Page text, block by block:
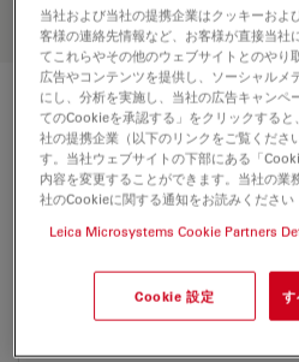
your
技術仕様
製品番号
補正環 (CORR)
当社および当社の提携企業はクッキーおよ
客様の連絡先情報など、お客様が直接当社
てこれらやその他のウェブサイトとのやり
広告やコンテンツを提供し、ソーシャルメ
にし、分析を実施し、当社の広告キャンペ
てのCookieを承認する」をクリックする
社の提携企業（以下のリンクをご覧くださ
す。当社ウェブサイトの下部にある「
内容を変更することができます。当社の業
社のCookieに関する通知をお読みください
Leica Microsystems Cookie Partners
Cookie 設定